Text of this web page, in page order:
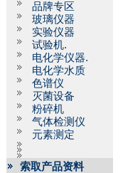
品牌专区
玻璃仪器
实验仪器
试验机.
电化学仪器.
电化学水质
色谱仪
灭菌设备
粉碎机
气体检测仪
元素测定
索取产品资料